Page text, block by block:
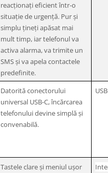
reacționați eficient într-o
situație de urgență. Pur și
simplu țineți apăsat mai
mult timp, iar telefonul va
activa alarma, va trimite un
SMS și va apela contactele
predefinite.
Datorită conectorului
universal USB-C, încărcarea
telefonului devine simplă și
convenabilă.
Tastele clare și meniul ușor